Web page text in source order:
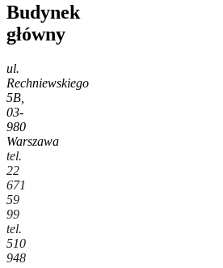
Budynek
główny
ul.
Rechniewskiego
5B,
03-
980
Warszawa
tel.
22
671
59
99
tel.
510
948